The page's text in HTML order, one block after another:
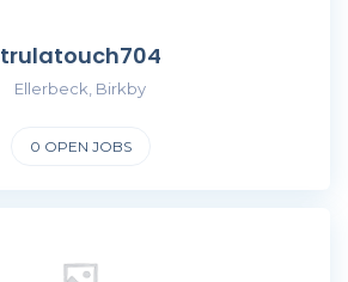
trulatouch704
Ellerbeck, Birkby
0 OPEN JOBS